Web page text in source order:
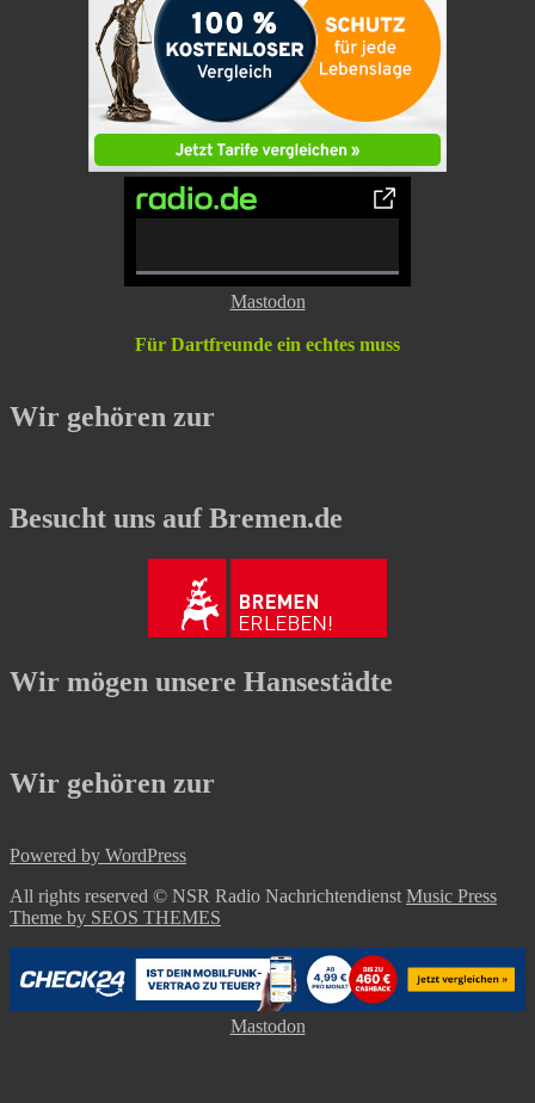
0%
Complete
Mastodon
Für Dartfreunde ein echtes muss
Wir gehören zur
Besucht uns auf Bremen.de
Wir mögen unsere Hansestädte
Wir gehören zur
Powered by WordPress
All rights reserved © NSR Radio Nachrichtendienst Music Press
Theme by SEOS THEMES
Mastodon